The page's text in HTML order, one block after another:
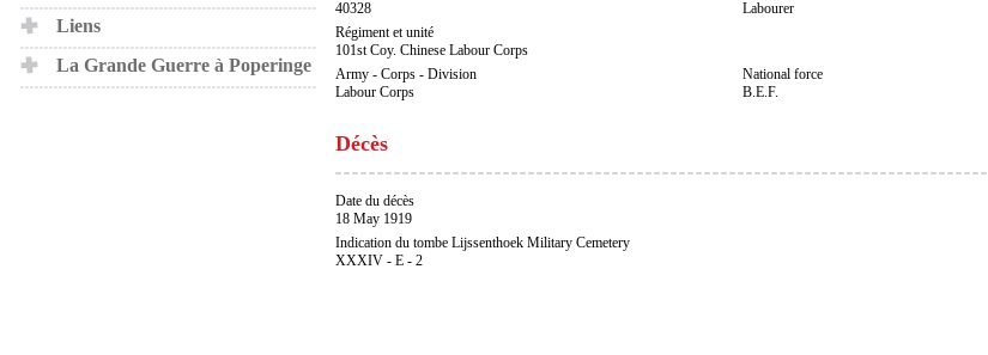
Liens
La Grande Guerre à Poperinge
40328
Labourer
Régiment et unité
101st Coy. Chinese Labour Corps
Army - Corps - Division
Labour Corps
National force
B.E.F.
Décès
Date du décès
18 May 1919
Indication du tombe Lijssenthoek Military Cemetery
XXXIV - E - 2